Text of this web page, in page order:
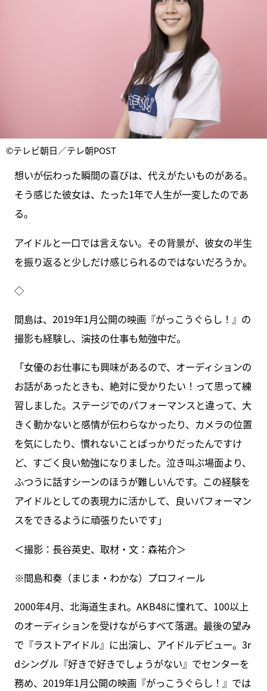
©テレビ朝日／テレ朝POST
想いが伝わった瞬間の喜びは、代えがたいものがある。
そう感じた彼女は、たった1年で人生が一変したのであ
る。
アイドルと一口では言えない。その背景が、彼女の半生
を振り返ると少しだけ感じられるのではないだろうか。
◇
間島は、2019年1月公開の映画『がっこうぐらし！』の
撮影も経験し、演技の仕事も勉強中だ。
「女優のお仕事にも興味があるので、オーディションの
お話があったときも、絶対に受かりたい！って思って練
習しました。ステージでのパフォーマンスと違って、大
きく動かないと感情が伝わらなかったり、カメラの位置
を気にしたり、慣れないことばっかりだったんですけ
ど、すごく良い勉強になりました。泣き叫ぶ場面より、
ふつうに話すシーンのほうが難しいんです。この経験を
アイドルとしての表現力に活かして、良いパフォーマン
スをできるように頑張りたいです」
＜撮影：長谷英史、取材・文：森祐介＞
※間島和奏（まじま・わかな）プロフィール
2000年4月、北海道生まれ。AKB48に憧れて、100以上
のオーディションを受けながらすべて落選。最後の望み
で『ラストアイドル』に出演し、アイドルデビュー。3r
dシングル『好きで好きでしょうがない』でセンターを
務め、2019年1月公開の映画『がっこうぐらし！』では